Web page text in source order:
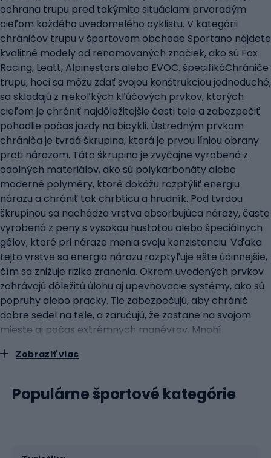
ochrana trupu pred takýmito situáciami prvoradým
cieľom každého uvedomelého cyklistu. V kategórii
chráničov trupu v športovom obchode Sportano nájdete
kvalitné modely od renomovaných značiek, ako sú Fox
Racing, Leatt, Alpinestars alebo EVOC. špecifikáChrániče
trupu, hoci sa môžu zdať svojou konštrukciou jednoduché,
sa skladajú z niekoľkých kľúčových prvkov, ktorých
cieľom je chrániť najdôležitejšie časti tela a zabezpečiť
pohodlie počas jazdy na bicykli. Ústredným prvkom
chrániča je tvrdá škrupina, ktorá je prvou líniou obrany
proti nárazom. Táto škrupina je zvyčajne vyrobená z
odolných materiálov, ako sú polykarbonáty alebo
moderné polyméry, ktoré dokážu rozptýliť energiu
nárazu a chrániť tak chrbticu a hrudník. Pod tvrdou
škrupinou sa nachádza vrstva absorbujúca nárazy, často
vyrobená z peny s vysokou hustotou alebo špeciálnych
gélov, ktoré pri náraze menia svoju konzistenciu. Vďaka
tejto vrstve sa energia nárazu rozptyľuje ešte účinnejšie,
čím sa znižuje riziko zranenia. Okrem uvedených prvkov
zohrávajú dôležitú úlohu aj upevňovacie systémy, ako sú
popruhy alebo pracky. Tie zabezpečujú, aby chránič
dobre sedel na tele, a zaručujú, že zostane na svojom
mieste aj počas extrémnych manévrov. Mnohí
je vetranie alebo špeciálne vložky, ktoré zvyšujú
chráničov tela: od vesty po komplexné panciere
komplexné panciereRôznorodosť chráničov trupu
Zobraziť viac
Populárne športové kategórie